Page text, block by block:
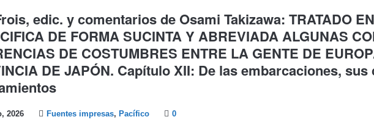
edic. y comentarios de Osami Takizawa: TRATADO
DE FORMA SUCINTA Y ABREVIADA ALGUNAS
DE COSTUMBRES ENTRE LA GENTE DE
DE JAPÓN. Capítulo XII: De las embarcaciones,
2026 Fuentes impresas, Pacífico 0